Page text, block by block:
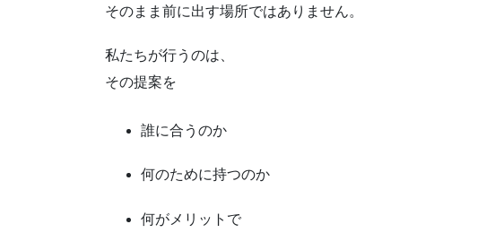
そのまま前に出す場所ではありません。
私たちが行うのは、
その提案を
誰に合うのか
何のために持つのか
何がメリットで